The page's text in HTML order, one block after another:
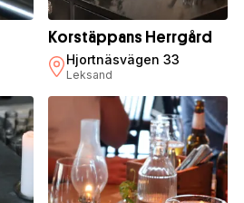
Korstäppans Herrgård
Hjortnäsvägen 33
Leksand